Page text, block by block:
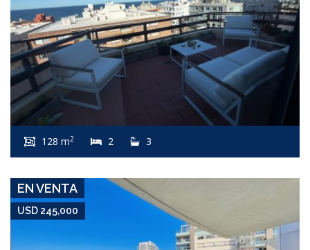
128 m2 2 3
USD 245,000
Apartamento #8182
AIDY GRILL
EN VENTA
USD 245,000